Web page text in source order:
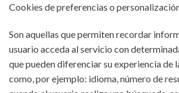
Cookies de preferencias o
Son aquellas que permiten recordar
usuario acceda al servicio con
que pueden diferenciar su experiencia de
como, por ejemplo: idioma, número de